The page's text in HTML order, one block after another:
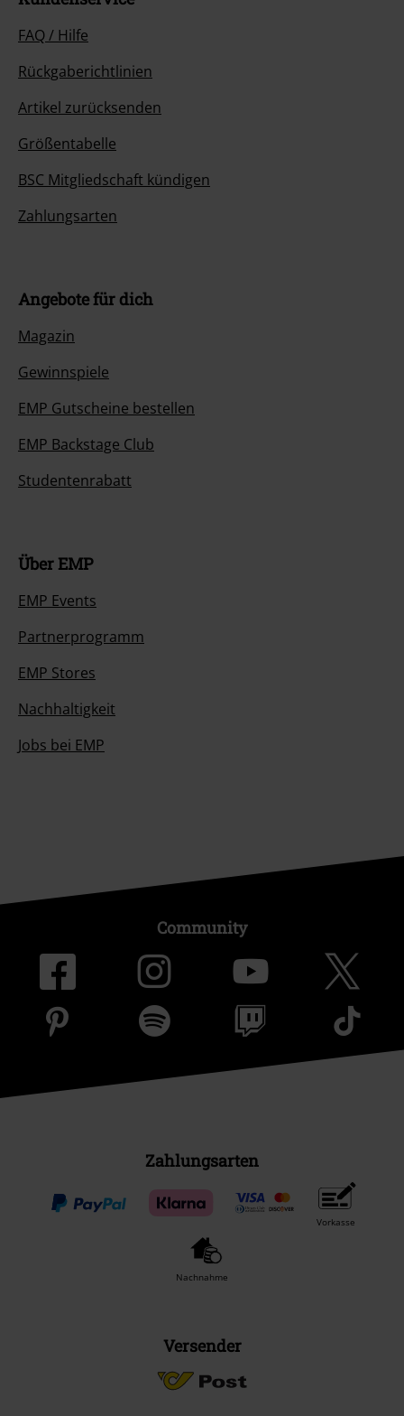
FAQ / Hilfe
Rückgaberichtlinien
Artikel zurücksenden
Größentabelle
BSC Mitgliedschaft kündigen
Zahlungsarten
Angebote für dich
Magazin
Gewinnspiele
EMP Gutscheine bestellen
EMP Backstage Club
Studentenrabatt
Über EMP
EMP Events
Partnerprogramm
EMP Stores
Nachhaltigkeit
Jobs bei EMP
Community
Zahlungsarten
Vorkasse
Nachnahme
Versender